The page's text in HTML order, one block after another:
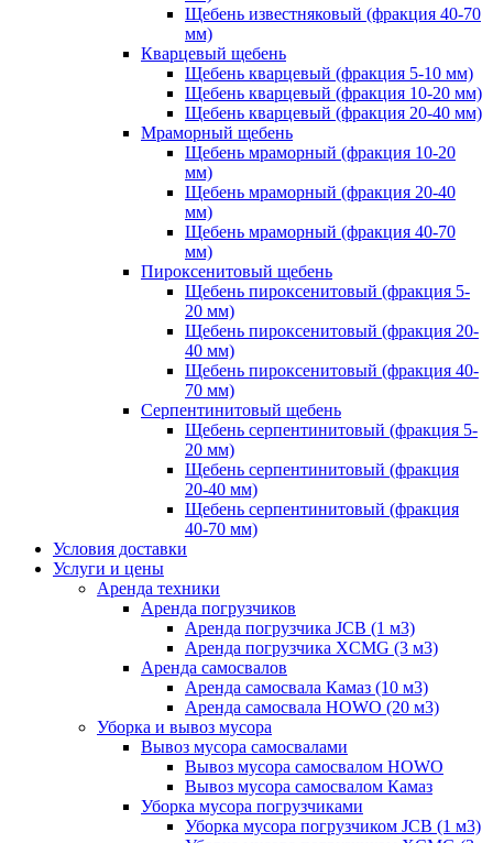
Щебень известняковый (фракция 40-70
мм)
Кварцевый щебень
Щебень кварцевый (фракция 5-10 мм)
Щебень кварцевый (фракция 10-20 мм)
Щебень кварцевый (фракция 20-40 мм)
Мраморный щебень
Щебень мраморный (фракция 10-20
мм)
Щебень мраморный (фракция 20-40
мм)
Щебень мраморный (фракция 40-70
мм)
Пироксенитовый щебень
Щебень пироксенитовый (фракция 5-
20 мм)
Щебень пироксенитовый (фракция 20-
40 мм)
Щебень пироксенитовый (фракция 40-
70 мм)
Серпентинитовый щебень
Щебень серпентинитовый (фракция 5-
20 мм)
Щебень серпентинитовый (фракция
20-40 мм)
Щебень серпентинитовый (фракция
40-70 мм)
Условия доставки
Услуги и цены
Аренда техники
Аренда погрузчиков
Аренда погрузчика JCB (1 м3)
Аренда погрузчика XCMG (3 м3)
Аренда самосвалов
Аренда самосвала Камаз (10 м3)
Аренда самосвала HOWO (20 м3)
Уборка и вывоз мусора
Вывоз мусора самосвалами
Вывоз мусора самосвалом HOWO
Вывоз мусора самосвалом Камаз
Уборка мусора погрузчиками
Уборка мусора погрузчиком JCB (1 м3)